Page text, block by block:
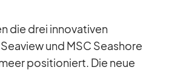
die drei in­no­va­ti­ven
und MSC Seashore
po­si­tio­niert. Die neue